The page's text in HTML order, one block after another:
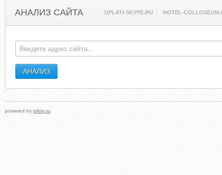
АНАЛИЗ САЙТА OPLATI-SKYPE.RU HOTEL-
powered by prlog.ru